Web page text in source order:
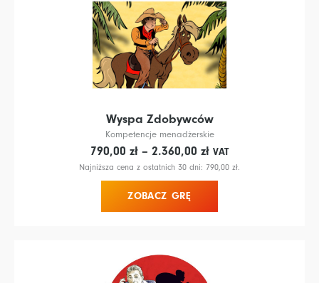
Wyspa Zdobywców
Kompetencje menadżerskie
790,00 zł – 2.360,00 złZakres
cen:
od 790,00 zł
VAT
Najniższa cena z ostatnich 30 dni: 790,00 zł.
ZOBACZ GRĘ